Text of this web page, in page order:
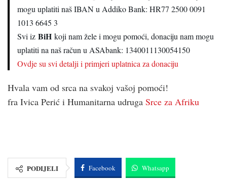
mogu uplatiti naš IBAN u Addiko Bank: HR77 2500 0091
1013 6645 3
Svi iz BiH koji nam žele i mogu pomoći, donaciju nam mogu
uplatiti na naš račun u ASAbank: 1340011130054150
Ovdje su svi detalji i primjeri uplatnica za donaciju
Hvala vam od srca na svakoj vašoj pomoći!
fra Ivica Perić i Humanitarna udruga Srce za Afriku
PODIJELI Facebook Whatsapp